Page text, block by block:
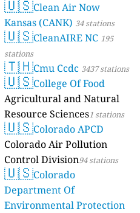
🇺🇸Clean Air Now
Kansas (CANK) 34 stations
🇺🇸CleanAIRE NC 195
stations
🇹🇭Cmu Ccdc 3437 stations
🇺🇸College Of Food
Agricultural and Natural
Resource Sciences1 stations
🇺🇸Colorado APCD
Colorado Air Pollution
Control Division94 stations
🇺🇸Colorado
Department Of
Environmental Protection